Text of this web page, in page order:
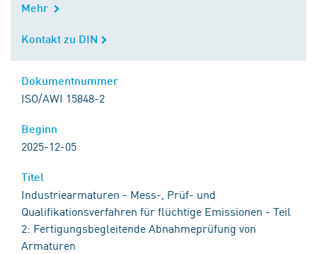
Mehr
Kontakt zu DIN
Kontakt zu DIN
Dokumentnummer
ISO/AWI 15848-2
Beginn
2025-12-05
Titel
Industriearmaturen - Mess-, Prüf- und
Qualifikationsverfahren für flüchtige Emissionen - Teil
2: Fertigungsbegleitende Abnahmeprüfung von
Armaturen